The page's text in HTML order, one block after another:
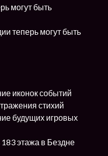
могут быть
теперь могут быть
иконок событий
стихий
будущих игровых
этажа в Бездне